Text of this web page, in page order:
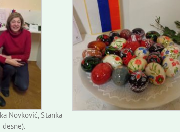
Novković, Stanka
desne).